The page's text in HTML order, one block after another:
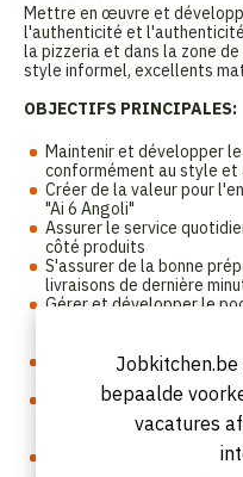
Mettre en œuvre et
l'authenticité et
la pizzeria et dans la zone
style informel, excellents
OBJECTIFS PRINCIPALES:
Maintenir et développer
conformément au style
Créer de la valeur pour
"Ai 6 Angoli"
Assurer le service
côté produits
S'assurer de la bonne
livraisons de dernière
Gérer et développer le
marge brute
Responsable du
registres des ingrédients
Responsable des
(décisions d'acheter un
Être toujours à la
bepaalde
vacatures